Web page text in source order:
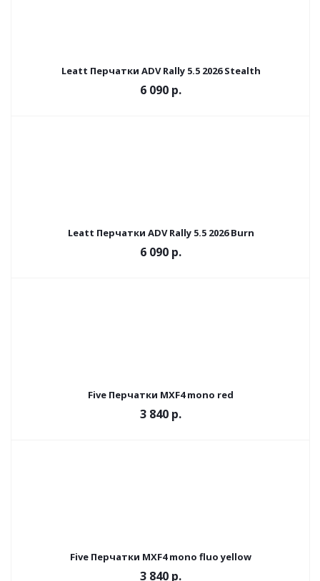
Leatt Перчатки ADV Rally 5.5 2026 Stealth
6 090 р.
Leatt Перчатки ADV Rally 5.5 2026 Burn
6 090 р.
Five Перчатки MXF4 mono red
3 840 р.
Five Перчатки MXF4 mono fluo yellow
3 840 р.